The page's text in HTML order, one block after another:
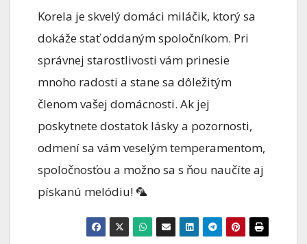
Korela je skvelý domáci miláčik, ktorý sa
dokáže stať oddaným spoločníkom. Pri
správnej starostlivosti vám prinesie
mnoho radosti a stane sa dôležitým
členom vašej domácnosti. Ak jej
poskytnete dostatok lásky a pozornosti,
odmení sa vám veselým temperamentom,
spoločnosťou a možno sa s ňou naučíte aj
pískanú melódiu! 🦜